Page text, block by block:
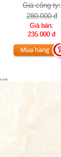
Giá công ty:
280.000 đ
Giá bán:
235.000 đ